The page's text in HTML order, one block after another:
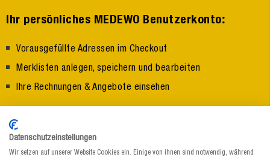
Ihr persönliches MEDEWO Benutzerkonto:
Vorausgefüllte Adressen im Checkout
Merklisten anlegen, speichern und bearbeiten
Ihre Rechnungen & Angebote einsehen
Jetzt registrieren
Datenschutzeinstellungen
Wir setzen auf unserer Website Cookies ein. Einige von ihnen sind notwendig, während